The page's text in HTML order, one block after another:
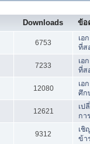
Downloads ข้อ
6753
เอ
ที่ส
7233
เอ
ที่ส
12080
เอ
ศึก
12621
เป
กา
9312
เชิ
ข้า